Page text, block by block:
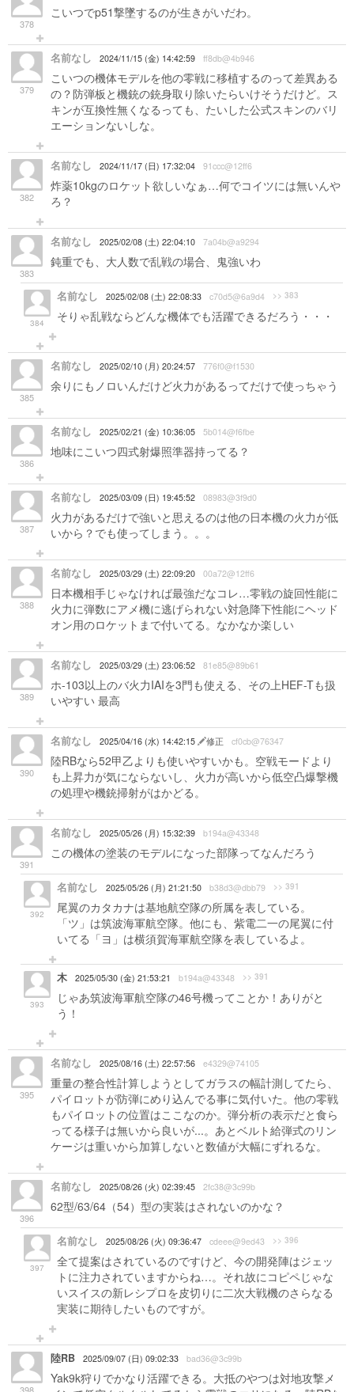
378
こいつでp51撃墜するのが生きがいだわ。
379
名前なし 2024/11/15 (金) 14:42:59 ff8db@4b946
こいつの機体モデルを他の零戦に移植するのって差異ある
の？防弾板と機銃の銃身取り除いたらいけそうだけど。ス
キンが互換性無くなるっても、たいした公式スキンのバリ
エーションないしな。
382
名前なし 2024/11/17 (日) 17:32:04 91ccc@12ff6
炸薬10kgのロケット欲しいなぁ…何でコイツには無いんや
ろ？
383
名前なし 2025/02/08 (土) 22:04:10 7a04b@a9294
鈍重でも、大人数で乱戦の場合、鬼強いわ
384
名前なし 2025/02/08 (土) 22:08:33 c70d5@6a9d4 >> 383
そりゃ乱戦ならどんな機体でも活躍できるだろう・・・
385
名前なし 2025/02/10 (月) 20:24:57 776f0@f1530
余りにもノロいんだけど火力があるってだけで使っちゃう
386
名前なし 2025/02/21 (金) 10:36:05 5b014@f6fbe
地味にこいつ四式射爆照準器持ってる？
387
名前なし 2025/03/09 (日) 19:45:52 08983@3f9d0
火力があるだけで強いと思えるのは他の日本機の火力が低
いから？でも使ってしまう。。。
388
名前なし 2025/03/29 (土) 22:09:20 00a72@12ff6
日本機相手じゃなければ最強だなコレ…零戦の旋回性能に
火力に弾数にアメ機に逃げられない対急降下性能にヘッド
オン用のロケットまで付いてる。なかなか楽しい
389
名前なし 2025/03/29 (土) 23:06:52 81e85@89b61
ホ-103以上のバ火力IAIを3門も使える、その上HEF-Tも扱
いやすい 最高
390
名前なし 2025/04/16 (水) 14:42:15 修正 cf0cb@76347
陸RBなら52甲乙よりも使いやすいかも。空戦モードより
も上昇力が気にならないし、火力が高いから低空凸爆撃機
の処理や機銃掃射がはかどる。
391
名前なし 2025/05/26 (月) 15:32:39 b194a@43348
この機体の塗装のモデルになった部隊ってなんだろう
392
名前なし 2025/05/26 (月) 21:21:50 b38d3@dbb79 >> 391
尾翼のカタカナは基地航空隊の所属を表している。
「ツ」は筑波海軍航空隊。他にも、紫電二一の尾翼に付
いてる「ヨ」は横須賀海軍航空隊を表しているよ。
393
木 2025/05/30 (金) 21:53:21 b194a@43348 >> 391
じゃあ筑波海軍航空隊の46号機ってことか！ありがと
う！
395
名前なし 2025/08/16 (土) 22:57:56 e4329@74105
重量の整合性計算しようとしてガラスの幅計測してたら、
パイロットが防弾にめり込んでる事に気付いた。他の零戦
もパイロットの位置はここなのか。弾分析の表示だと食ら
ってる様子は無いから良いが...。あとベルト給弾式のリン
ケージは重いから加算しないと数値が大幅にずれるな。
396
名前なし 2025/08/26 (火) 02:39:45 2fc38@3c99b
62型/63/64（54）型の実装はされないのかな？
397
名前なし 2025/08/26 (火) 09:36:47 cdeee@9ed43 >> 396
全て提案はされているのですけど、今の開発陣はジェッ
トに注力されていますからね…。それ故にコピペじゃな
いスイスの新レシプロを皮切りに二次大戦機のさらなる
実装に期待したいものですが。
陸RB 2025/09/07 (日) 09:02:33 bad36@3c99b
Yak9k狩りでかなり活躍できる。大抵のやつは対地攻撃メ